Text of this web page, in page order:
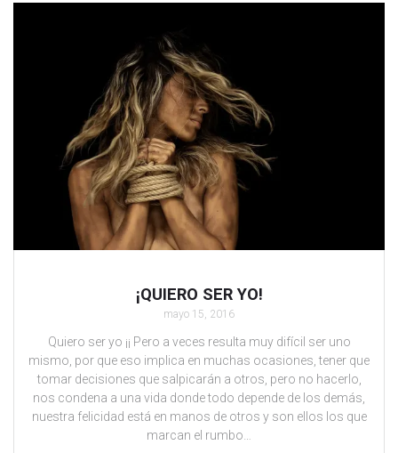
¡QUIERO SER YO!
mayo 15, 2016
Quiero ser yo ¡¡ Pero a veces resulta muy difícil ser uno
mismo, por que eso implica en muchas ocasiones, tener que
tomar decisiones que salpicarán a otros, pero no hacerlo,
nos condena a una vida donde todo depende de los demás,
nuestra felicidad está en manos de otros y son ellos los que
marcan el rumbo…